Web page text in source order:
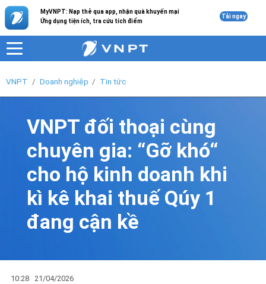
MyVNPT: Nạp thẻ qua app, nhận quà khuyến mại
Ứng dụng tiện ích, tra cứu tích điểm
Tải ngay
VNPT Doanh nghiệp Tin tức
VNPT đối thoại cùng
chuyên gia: “Gỡ khó“
cho hộ kinh doanh khi
kì kê khai thuế Qúy 1
đang cận kề
10:28 21/04/2026